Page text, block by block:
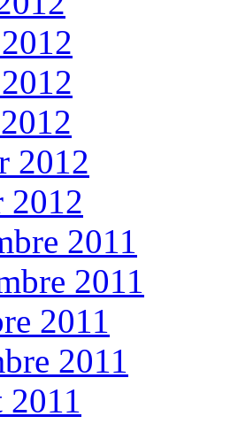
2012
2012
2011
2011
2011
2011
2011